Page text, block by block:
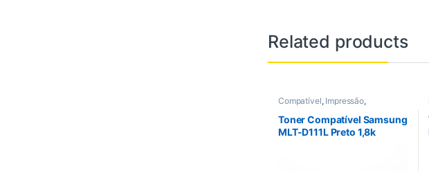
Related products
Compatível, Impressão,
Impressão
Impressoras
Impressoras,Informática,Laser,
Toners
Toner Compatível Samsung
MLT-D111L Preto 1,8k